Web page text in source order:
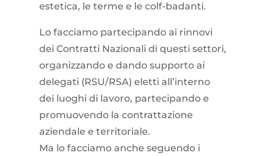
estetica, le terme e le colf-badanti.
Lo facciamo partecipando ai rinnovi
dei Contratti Nazionali di questi settori,
organizzando e dando supporto ai
delegati (RSU/RSA) eletti all’interno
dei luoghi di lavoro, partecipando e
promuovendo la contrattazione
aziendale e territoriale.
Ma lo facciamo anche seguendo i